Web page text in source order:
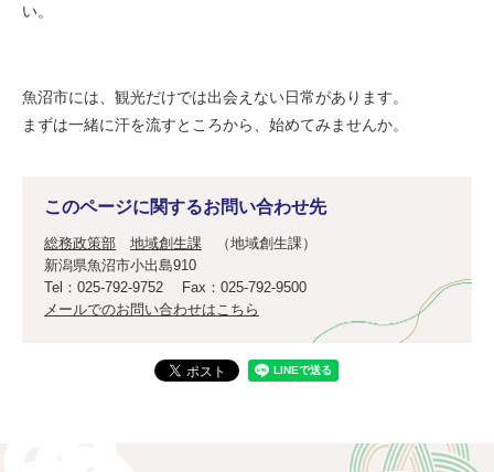
い。
魚沼市には、観光だけでは出会えない日常があります。
まずは一緒に汗を流すところから、始めてみませんか。
このページに関するお問い合わせ先
総務政策部 地域創生課
地域創生課
新潟県魚沼市小出島910
Tel：025-792-9752
Fax：025-792-9500
メールでのお問い合わせはこちら